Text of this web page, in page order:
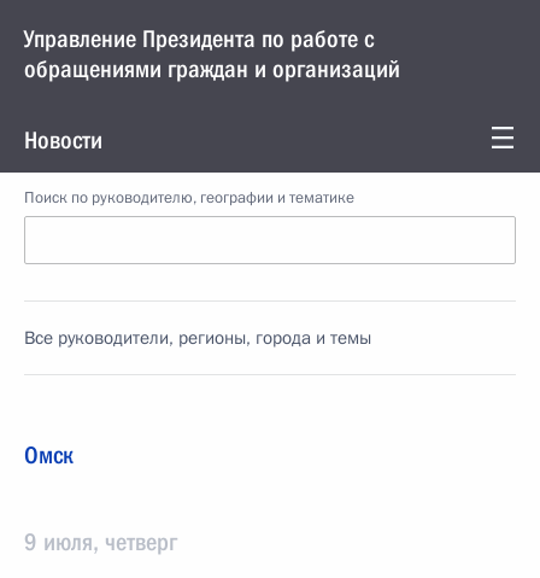
Управление Президента по работе с
обращениями граждан и организаций
Новости
Поиск по руководителю, географии и тематике
Все руководители, регионы, города и темы
Омск
9 июля, четверг